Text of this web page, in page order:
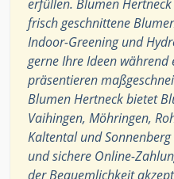
erfüllen. Blumen
frisch geschnittene
Indoor-Greening und
gerne Ihre Ideen
präsentieren
Blumen Hertneck bietet
Vaihingen, Möhringen,
Kaltental und
und sichere Online-
der Bequemlichkeit